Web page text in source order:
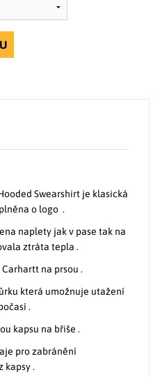
Swearshirt je klasická
o logo .
naplety jak v pase tak na
ztráta tepla .
na prsou .
která umožnuje utažení
.
kapsu na břiše .
pro zabránění
kapsy .